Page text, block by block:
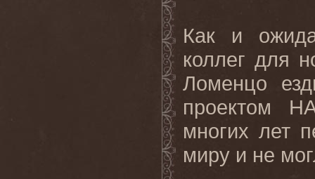
Как и
коллег для
Ломенцо
проектом
многих лет
миру и не